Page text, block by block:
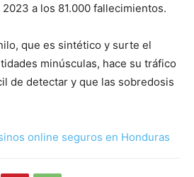
a los 81.000 fallecimientos.
que es sintético y surte el
minúsculas, hace su tráfico
de detectar y que las sobredosis
online seguros en Honduras